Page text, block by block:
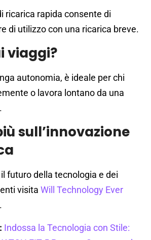
ricarica rapida consente di
di utilizzo con una ricarica breve.
viaggi?
autonomia, è ideale per chi
o lavora lontano da una
sull’innovazione
futuro della tecnologia e dei
visita Will Technology Ever
.
Indossa la Tecnologia con Stile: